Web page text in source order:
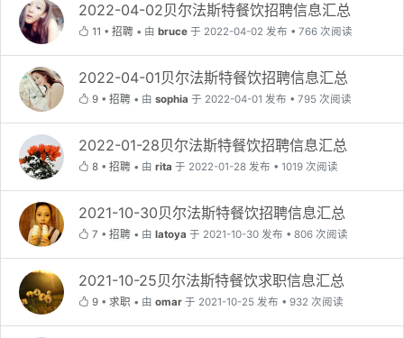
2022-04-02贝尔法斯特餐饮招聘信息汇总
11 • 招聘 • 由 bruce 于 2022-04-02 发布 • 766 次阅读
2022-04-01贝尔法斯特餐饮招聘信息汇总
9 • 招聘 • 由 sophia 于 2022-04-01 发布 • 795 次阅读
2022-01-28贝尔法斯特餐饮招聘信息汇总
8 • 招聘 • 由 rita 于 2022-01-28 发布 • 1019 次阅读
2021-10-30贝尔法斯特餐饮招聘信息汇总
7 • 招聘 • 由 latoya 于 2021-10-30 发布 • 806 次阅读
2021-10-25贝尔法斯特餐饮求职信息汇总
9 • 求职 • 由 omar 于 2021-10-25 发布 • 932 次阅读